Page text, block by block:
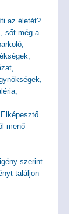
az életét?
sőt még a
menő
szerint
találjon